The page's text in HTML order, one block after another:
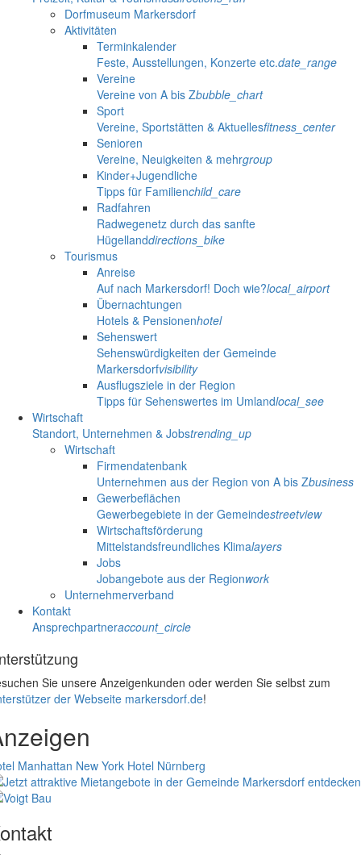
Dorfmuseum Markersdorf
Aktivitäten
Terminkalender
Feste, Ausstellungen, Konzerte etc.date_range
Vereine
Vereine von A bis Zbubble_chart
Sport
Vereine, Sportstätten & Aktuellesfitness_center
Senioren
Vereine, Neuigkeiten & mehrgroup
Kinder+Jugendliche
Tipps für Familienchild_care
Radfahren
Radwegenetz durch das sanfte
Hügellanddirections_bike
Tourismus
Anreise
Auf nach Markersdorf! Doch wie?local_airport
Übernachtungen
Hotels & Pensionenhotel
Sehenswert
Sehenswürdigkeiten der Gemeinde
Markersdorfvisibility
Ausflugsziele in der Region
Tipps für Sehenswertes im Umlandlocal_see
Wirtschaft
Standort, Unternehmen & Jobstrending_up
Wirtschaft
Firmendatenbank
Unternehmen aus der Region von A bis Zbusiness
Gewerbeflächen
Gewerbegebiete in der Gemeindestreetview
Wirtschaftsförderung
Mittelstandsfreundliches Klimalayers
Jobs
Jobangebote aus der Regionwork
Unternehmerverband
Kontakt
Ansprechpartneraccount_circle
Sie unsere Anzeigenkunden oder werden Sie selbst zum
der Webseite markersdorf.de!
Manhattan New York Hotel Nürnberg